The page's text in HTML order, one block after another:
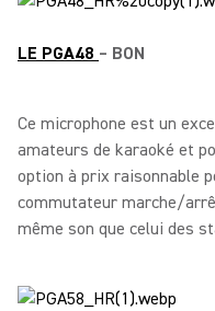
LE PGA48 – BON
Ce microphone est un
amateurs de karaoké et
option à prix raisonnable
commutateur marche/
même son que celui des